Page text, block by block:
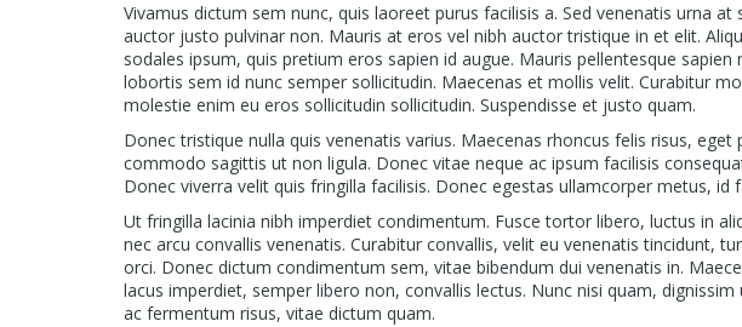
Vivamus dictum sem nunc, quis laoreet purus facilisis a. Sed venenatis urna
auctor justo pulvinar non. Mauris at eros vel nibh auctor tristique in et elit.
sodales ipsum, quis pretium eros sapien id augue. Mauris pellentesque
lobortis sem id nunc semper sollicitudin. Maecenas et mollis velit. Curabitur
molestie enim eu eros sollicitudin sollicitudin. Suspendisse et justo quam.
Donec tristique nulla quis venenatis varius. Maecenas rhoncus felis risus,
commodo sagittis ut non ligula. Donec vitae neque ac ipsum facilisis
Donec viverra velit quis fringilla facilisis. Donec egestas ullamcorper metus, id
Ut fringilla lacinia nibh imperdiet condimentum. Fusce tortor libero, luctus in
nec arcu convallis venenatis. Curabitur convallis, velit eu venenatis tincidunt,
orci. Donec dictum condimentum sem, vitae bibendum dui venenatis in.
lacus imperdiet, semper libero non, convallis lectus. Nunc nisi quam,
ac fermentum risus, vitae dictum quam.